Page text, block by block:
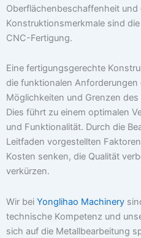
Oberflächenbeschaffenheit
Konstruktionsmerkmale sind
CNC-Fertigung.
Eine fertigungsgerechte
die funktionalen
Möglichkeiten und Grenzen
Dies führt zu einem optimalen
und Funktionalität. Durch die
Leitfaden vorgestellten
Kosten senken, die Qualität
verkürzen.
Wir bei Yonglihao Machinery
technische Kompetenz und
sich auf die Metallbearbeitung